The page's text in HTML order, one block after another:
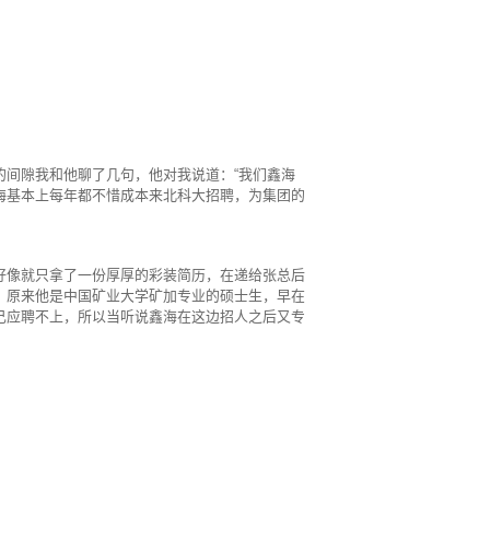
隙我和他聊了几句，他对我说道：“我们鑫海
本上每年都不惜成本来北科大招聘，为集团的
就只拿了一份厚厚的彩装简历，在递给张总后
来他是中国矿业大学矿加专业的硕士生，早在
聘不上，所以当听说鑫海在这边招人之后又专